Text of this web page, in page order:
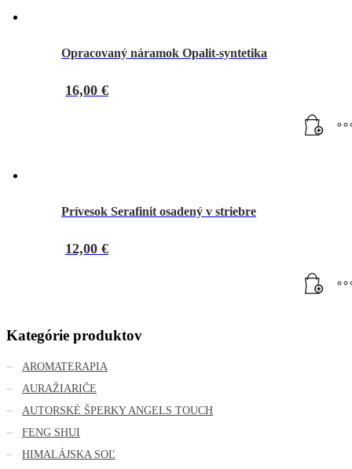
Opracovaný náramok Opalit-syntetika
16,00 €
Prívesok Serafinit osadený v striebre
12,00 €
Kategórie produktov
AROMATERAPIA
AURAŽIARIČE
AUTORSKÉ ŠPERKY ANGELS TOUCH
FENG SHUI
HIMALÁJSKA SOĽ